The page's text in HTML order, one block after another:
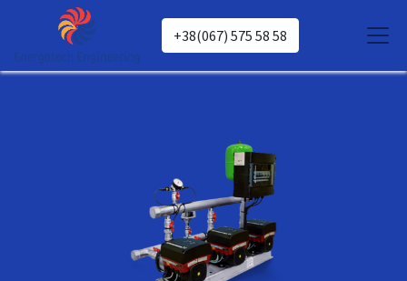
+38(067) 575 58 58